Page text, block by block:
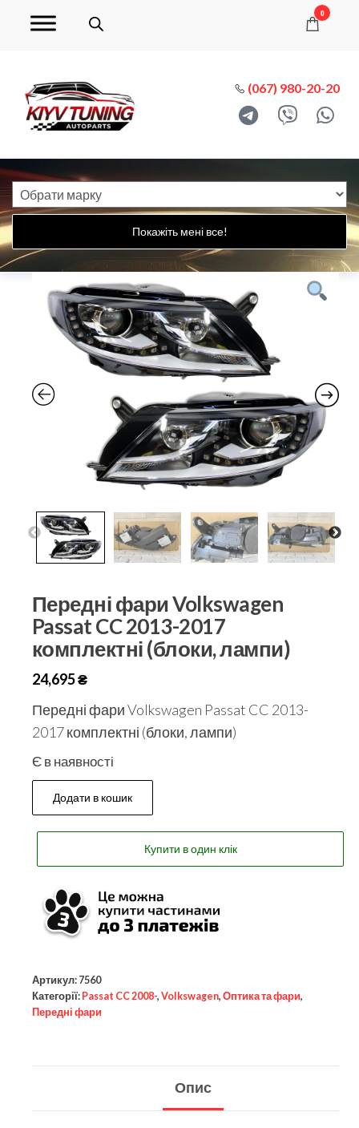
0
(067) 980-20-20
Покажіть мені все!
Передні фари Volkswagen
Passat CC 2013-2017
комплектні (блоки, лампи)
24,695₴
Передні фари Volkswagen Passat CC 2013-
2017 комплектні (блоки, лампи)
Є в наявності
Додати в кошик
Купити в один клік
Артикул: 7560
Категорії: Passat CC 2008-, Volkswagen, Оптика та фари,
Передні фари
Опис